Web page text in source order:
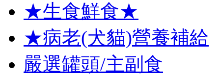
★生食鮮食★
★病老(犬貓)營養補給
嚴選罐頭/主副食